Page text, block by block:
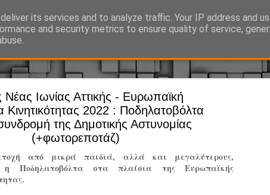
Ιωνίας Αττικής - Ευρωπαϊκή
2022 : Ποδηλατοβόλτα
της Δημοτικής Αστυνομίας
(+φωτορεποτάζ)
από μικρά παιδιά, αλλά και μεγαλύτερους,
η Ποδηλατοβόλτα στα πλαίσια της Ευρωπαϊκής
its services and to analyze traffic. Your IP address and
and security metrics to ensure quality of service,
Ό, τι συμβαίνει γύρω από τη Δημοτική Αστυνομία, την τοπική
JUL
29
Άργος -
Ξεκινά επίσημα η